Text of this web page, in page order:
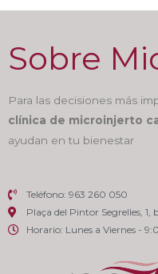
Sobre
Para las decisiones más
clínica de microinjerto
ayudan en tu bienestar
Teléfono: 963 260 050
Plaça del Pintor Segrelles, 1,
Horario: Lunes a Viernes -